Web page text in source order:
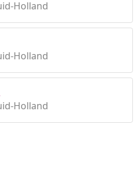
Holland
Holland
Holland